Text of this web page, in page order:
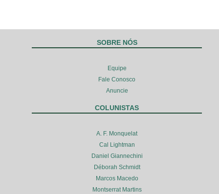
SOBRE NÓS
Equipe
Fale Conosco
Anuncie
COLUNISTAS
A. F. Monquelat
Cal Lightman
Daniel Giannechini
Déborah Schmidt
Marcos Macedo
Montserrat Martins